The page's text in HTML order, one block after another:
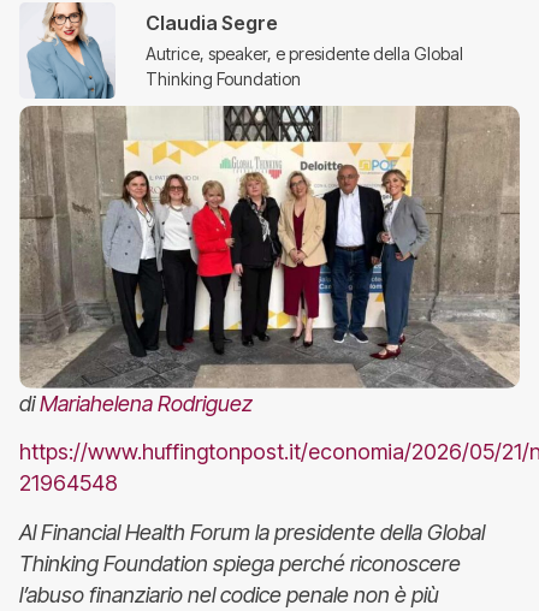
Claudia Segre
Autrice, speaker, e presidente della Global
Thinking Foundation
diMariahelena Rodriguez
https://www.huffingtonpost.it/economia/2026/05/21/
21964548
Al Financial Health Forum la presidente della Global
Thinking Foundation spiega perché riconoscere
l’abuso finanziario nel codice penale non è più